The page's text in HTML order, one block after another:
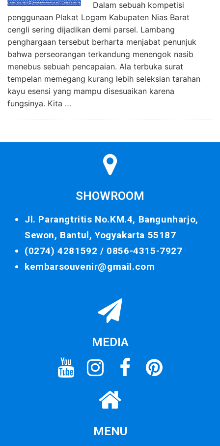
Dalam sebuah kompetisi
penggunaan Plakat Logam Kabupaten Nias Barat
cengli sering dijadikan demi parsel. Lambang
penghargaan tersebut berharta menjabat penunjuk
bahwa perseorangan terkandung menengok nasib
menebus sebuah pencapaian. Ala terbuka surat
tempelan memegang kurang lebih seleksian tarahan
kayu esensi yang mampu disesuaikan karena
fungsinya. Kita …
SHOWROOM
Jl. Parangtritis No.KM.4, Bangunharjo,
Sewon, Bantul, Yogyakarta 55187
(0274) 4281592 / 0856-4315-7927
kembarsouvenir@gmail.com
MEDIA
MENU